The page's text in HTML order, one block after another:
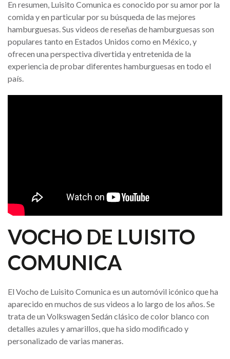
En resumen, Luisito Comunica es conocido por su amor por la
comida y en particular por su búsqueda de las mejores
hamburguesas. Sus videos de reseñas de hamburguesas son
populares tanto en Estados Unidos como en México, y
ofrecen una perspectiva divertida y entretenida de la
experiencia de probar diferentes hamburguesas en todo el
país.
VOCHO DE LUISITO
COMUNICA
El Vocho de Luisito Comunica es un automóvil icónico que ha
aparecido en muchos de sus videos a lo largo de los años. Se
trata de un Volkswagen Sedán clásico de color blanco con
detalles azules y amarillos, que ha sido modificado y
personalizado de varias maneras.